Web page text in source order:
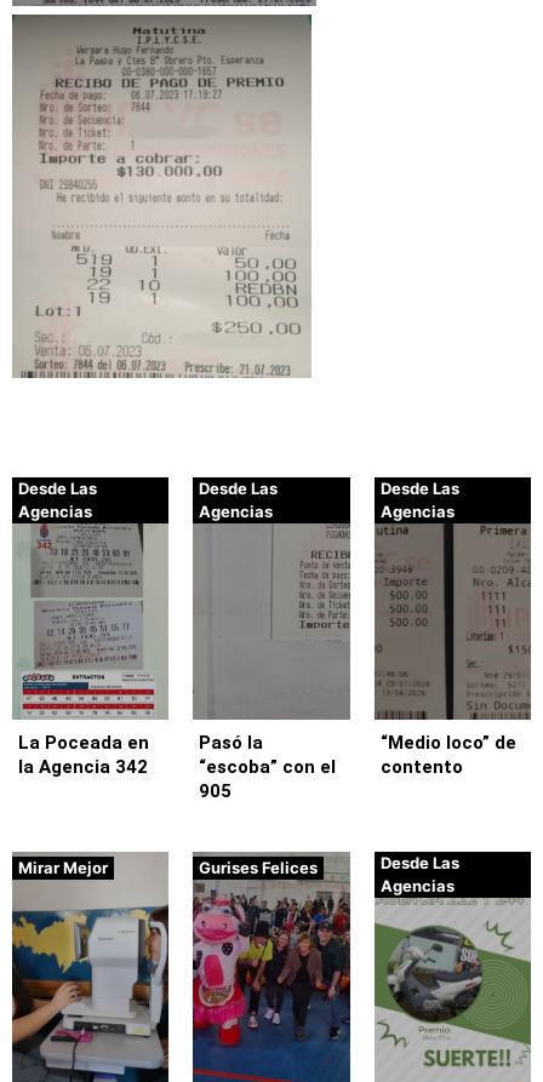
Desde Las
Agencias
La Poceada en
la Agencia 342
Desde Las
Agencias
Pasó la
“escoba” con el
905
Desde Las
Agencias
“Medio loco” de
contento
Mirar Mejor Gurises Felices
Desde Las
Agencias